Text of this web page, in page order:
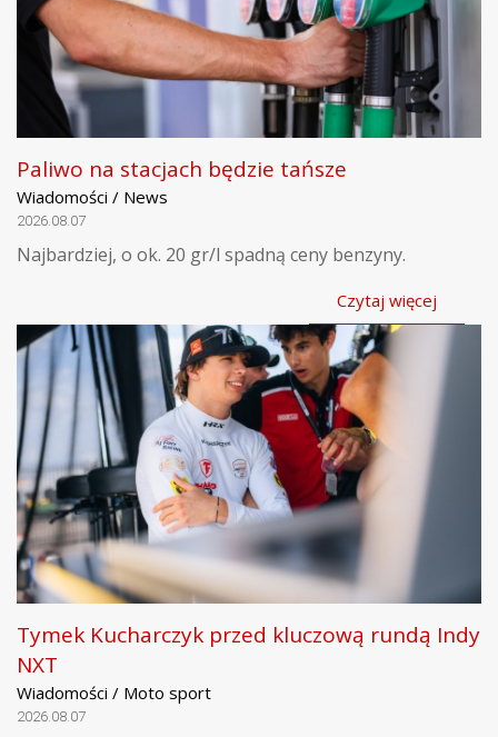
Paliwo na stacjach będzie tańsze
Wiadomości / News
2026.08.07
Najbardziej, o ok. 20 gr/l spadną ceny benzyny.
Czytaj więcej
Tymek Kucharczyk przed kluczową rundą Indy
NXT
Wiadomości / Moto sport
2026.08.07